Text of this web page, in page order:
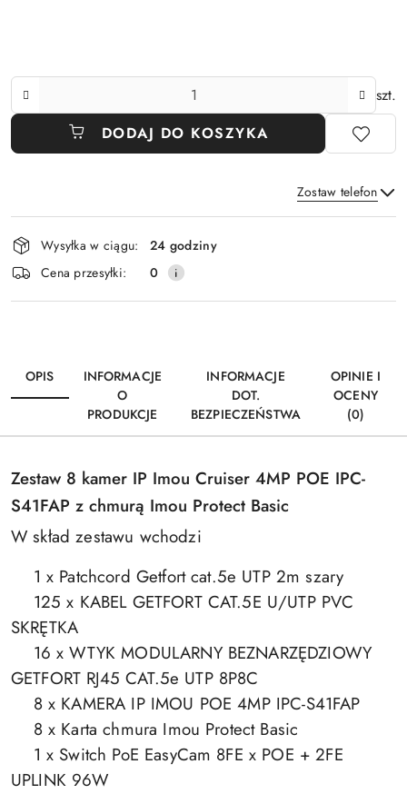
Ilość
szt.
DODAJ DO KOSZYKA
Zostaw telefon
Wyślij
Dostępność
i
dostawa
Wysyłka w ciągu:
24 godziny
Cena przesyłki:
0
OPIS
INFORMACJE
O
PRODUKCJE
INFORMACJE
DOT.
BEZPIECZEŃSTWA
OPINIE I
OCENY
(0)
Zestaw 8 kamer IP Imou Cruiser 4MP POE IPC-
S41FAP z chmurą Imou Protect Basic
W skład zestawu wchodzi
1 x Patchcord Getfort cat.5e UTP 2m szary
125 x KABEL GETFORT CAT.5E U/UTP PVC
SKRĘTKA
16 x WTYK MODULARNY BEZNARZĘDZIOWY
GETFORT RJ45 CAT.5e UTP 8P8C
8 x KAMERA IP IMOU POE 4MP IPC-S41FAP
8 x Karta chmura Imou Protect Basic
1 x Switch PoE EasyCam 8FE x POE + 2FE
UPLINK 96W